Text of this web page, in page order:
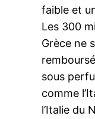
faible et
Les 300
Grèce ne
sous
comme
l’Italie du